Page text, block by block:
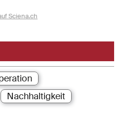
Sciena.ch
Nachhaltigkeit